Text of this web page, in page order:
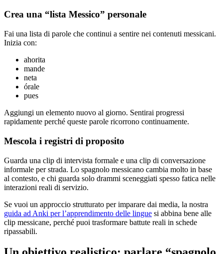
Crea una “lista Messico” personale
Fai una lista di parole che continui a sentire nei contenuti messicani.
Inizia con:
ahorita
mande
neta
órale
pues
Aggiungi un elemento nuovo al giorno. Sentirai progressi
rapidamente perché queste parole ricorrono continuamente.
Mescola i registri di proposito
Guarda una clip di intervista formale e una clip di conversazione
informale per strada. Lo spagnolo messicano cambia molto in base
al contesto, e chi guarda solo drammi sceneggiati spesso fatica nelle
interazioni reali di servizio.
Se vuoi un approccio strutturato per imparare dai media, la nostra
guida ad Anki per l’apprendimento delle lingue si abbina bene alle
clip messicane, perché puoi trasformare battute reali in schede
ripassabili.